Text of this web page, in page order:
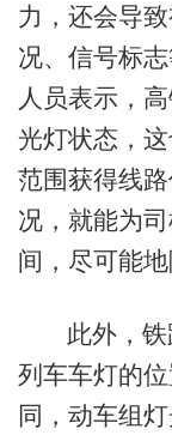
力，还会导
况、信号标
人员表示，
光灯状态，
范围获得线
况，就能为
间，尽可能地
此外，
列车车灯的
同，动车组